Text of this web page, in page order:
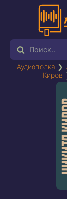
Аудиополка ❯
Киров